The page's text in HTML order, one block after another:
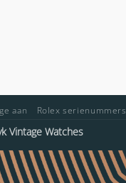
aan Rolex serienummers
Vintage Watches